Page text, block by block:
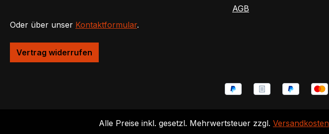
Oder über unser Kontaktformular.
Vertrag widerrufen
AGB
Alle Preise inkl. gesetzl. Mehrwertsteuer zzgl. Versandkosten